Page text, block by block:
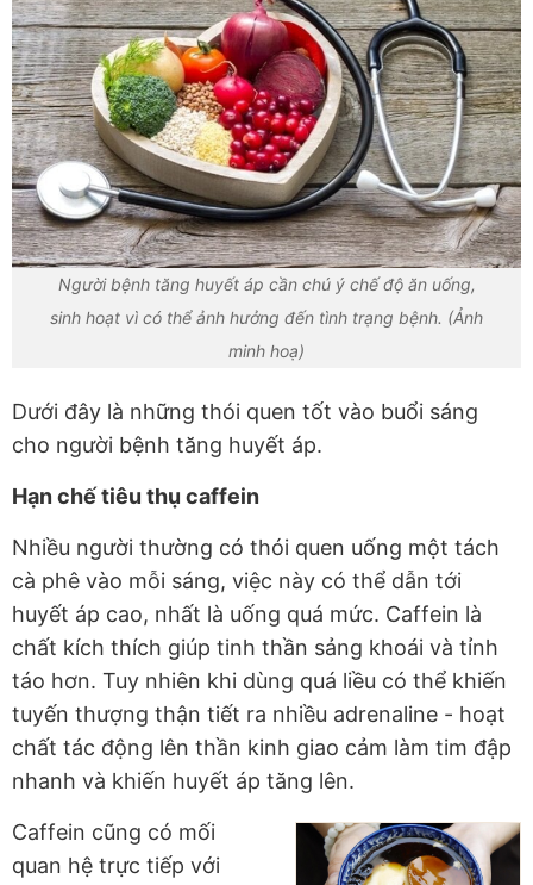
Người bệnh tăng huyết áp cần chú ý chế độ ăn uống,
sinh hoạt vì có thể ảnh hưởng đến tình trạng bệnh. (Ảnh
minh hoạ)
Dưới đây là những thói quen tốt vào buổi sáng
cho người bệnh tăng huyết áp.
Hạn chế tiêu thụ caffein
Nhiều người thường có thói quen uống một tách
cà phê vào mỗi sáng, việc này có thể dẫn tới
huyết áp cao, nhất là uống quá mức. Caffein là
chất kích thích giúp tinh thần sảng khoái và tỉnh
táo hơn. Tuy nhiên khi dùng quá liều có thể khiến
tuyến thượng thận tiết ra nhiều adrenaline - hoạt
chất tác động lên thần kinh giao cảm làm tim đập
nhanh và khiến huyết áp tăng lên.
Caffein cũng có mối
quan hệ trực tiếp với